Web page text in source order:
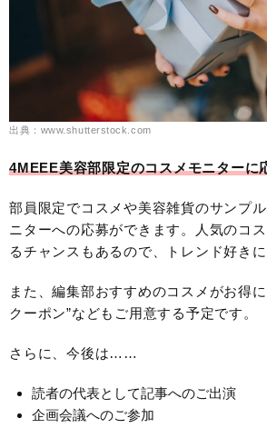
出典：www.shutterstock.com
4MEEE美容部限定のコスメモニターに
部員限定でコスメや美容雑貨のサンプ
ニターへの応募ができます。人気のコ
るチャンスもあるので、トレンド好き
また、編集部おすすめのコスメがお得
クーポン”などもご用意する予定です。
さらに、今後は……
読者の代表として記事へのご出演
企画会議へのご参加